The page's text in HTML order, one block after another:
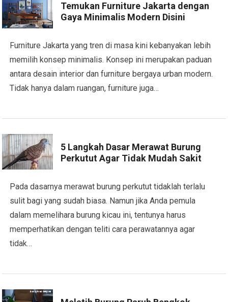
Temukan Furniture Jakarta dengan
Gaya Minimalis Modern Disini
Furniture Jakarta yang tren di masa kini kebanyakan lebih
memilih konsep minimalis. Konsep ini merupakan paduan
antara desain interior dan furniture bergaya urban modern.
Tidak hanya dalam ruangan, furniture juga…
5 Langkah Dasar Merawat Burung
Perkutut Agar Tidak Mudah Sakit
Pada dasarnya merawat burung perkutut tidaklah terlalu
sulit bagi yang sudah biasa. Namun jika Anda pemula
dalam memelihara burung kicau ini, tentunya harus
memperhatikan dengan teliti cara perawatannya agar
tidak…